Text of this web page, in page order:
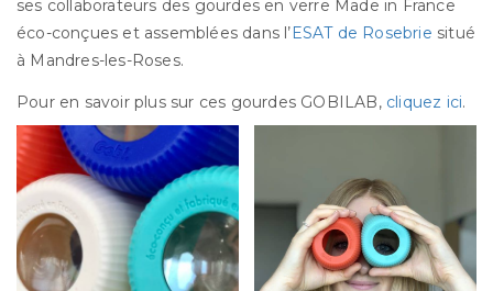
ses collaborateurs des gourdes en verre Made in France
éco-conçues et assemblées dans l’ESAT de Rosebrie situé
à Mandres-les-Roses.
Pour en savoir plus sur ces gourdes GOBILAB, cliquez ici.